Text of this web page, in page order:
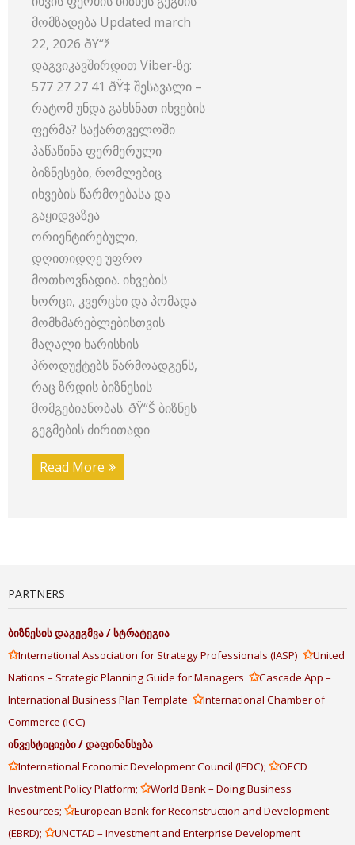
მომზადება Updated march
22, 2026 ðŸ“ž
დაგვიკავშირდით Viber-ზე:
577 27 27 41 ðŸ‡ შესავალი –
რატომ უნდა გახსნათ იხვების
ფერმა? საქართველოში
პაწაწინა ფერმერული
ბიზნესები, რომლებიც
იხვების წარმოებასა და
გაყიდვაზეა
ორიენტირებული,
დღითიდღე უფრო
მოთხოვნადია. იხვების
ხორცი, კვერცხი და პომადა
მომხმარებლებისთვის
მაღალი ხარისხის
პროდუქტებს წარმოადგენს,
რაც ზრდის ბიზნესის
მომგებიანობას. ðŸ“Š ბიზნეს
გეგმების ძირითადი
Read More
PARTNERS
ბიზნესისდაგეგმვა/სტრატეგია
✩International Association for Strategy Professionals (IASP) ✩United
Nations – Strategic Planning Guide for Managers ✩Cascade App –
International Business Plan Template ✩International Chamber of
Commerce (ICC)
ინვესტიციები/დაფინანსება
✩International Economic Development Council (IEDC); ✩OECD
Investment Policy Platform; ✩World Bank – Doing Business
Resources; ✩European Bank for Reconstruction and Development
(EBRD); ✩UNCTAD – Investment and Enterprise Development